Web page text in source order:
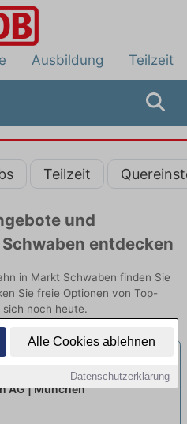
Alle Cookies ablehnen
Datenschutzerklärung
Ausbildung Teilzeit
Teilzeit
und
entdecken
in Markt Schwaben finden Sie
Sie freie Optionen von Top-
sich noch heute.
S-Bahn München
AG | München